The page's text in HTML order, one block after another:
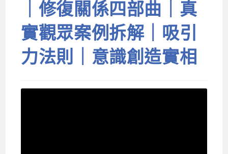
｜修復關係四部曲｜真
實觀眾案例拆解｜吸引
力法則｜意識創造實相